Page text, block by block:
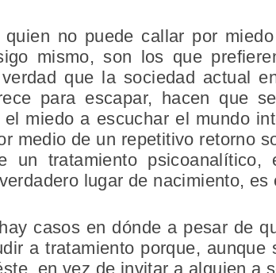
quien no puede callar por
mismo, son los que
que la sociedad actual
para escapar, hacen que
el miedo a escuchar el mundo
medio de un repetitivo retorno
un tratamiento
lugar de nacimiento,
casos en dónde a pesar de
a tratamiento porque,
en vez de invitar a alguien a